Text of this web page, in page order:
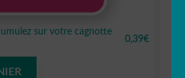
sur votre cagnotte
0,39€